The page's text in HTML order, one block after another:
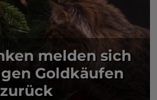
melden sich
Goldkäufen
zurück